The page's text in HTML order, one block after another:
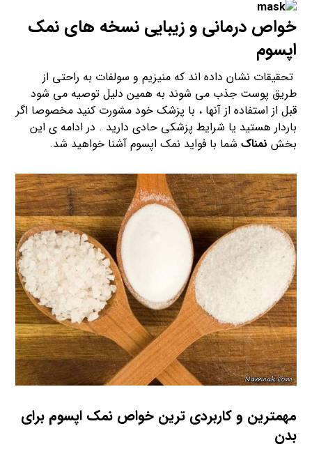
خواص درمانی و زیبایی نسخه های نمک
اپسوم
تحقیقات نشان داده اند که منیزیم و سولفات به راحتی از
طریق پوست جذب می شوند به همین دلیل توصیه می شود
قبل از استفاده از آنها ، با پزشک خود مشورت کنید مخصوصا اگر
باردار هستید یا شرایط پزشکی حادی دارید . در ادامه ی این
بخش نمناک شما با فواید نمک اپسوم آشنا خواهید شد.
مهمترین و کاربردی ترین خواص نمک اپسوم برای
بدن